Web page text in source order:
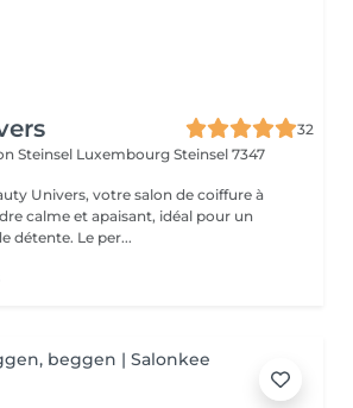
32
Steinsel Luxembourg Steinsel 7347
Univers, votre salon de coiffure à
calme et apaisant, idéal pour un
véritable moment de détente. Le per...